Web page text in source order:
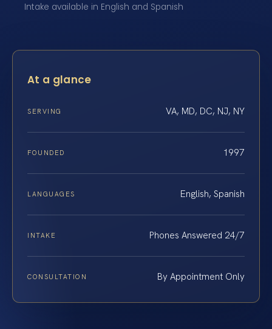
Intake available in English and Spanish
At a glance
SERVING VA, MD, DC, NJ, NY
FOUNDED 1997
LANGUAGES English, Spanish
INTAKE Phones Answered 24/7
CONSULTATION By Appointment Only